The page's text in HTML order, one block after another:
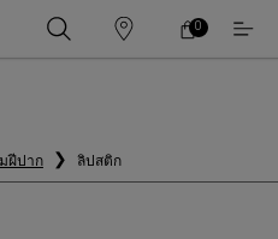
ร้าน
ค้า
ตะกร้า
0
0 PRODUCT IN
ฝีปาก ลิปสติก